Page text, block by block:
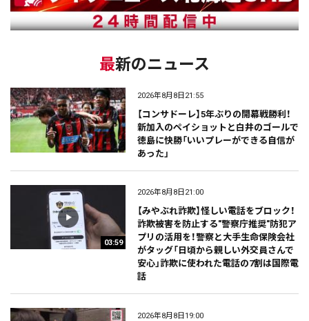
最新のニュース
2026年8月8日21:55
【コンサドーレ】5年ぶりの開幕戦勝利！
新加入のペイショットと白井のゴールで
徳島に快勝「いいプレーができる自信が
あった」
03:59
2026年8月8日21:00
【みやぶれ詐欺】怪しい電話をブロック！
詐欺被害を防止する"警察庁推奨"防犯ア
プリの活用を！警察と大手生命保険会社
がタッグ「日頃から親しい外交員さんで
安心」詐欺に使われた電話の7割は国際電
話
2026年8月8日19:00